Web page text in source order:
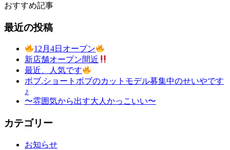
おすすめ記事
最近の投稿
12月4日オープン
新店舗オープン間近
最近、人気です
ボブ.ショートボブのカットモデル募集中のせいやです
♪
〜雰囲気から出す大人かっこいい〜
カテゴリー
お知らせ